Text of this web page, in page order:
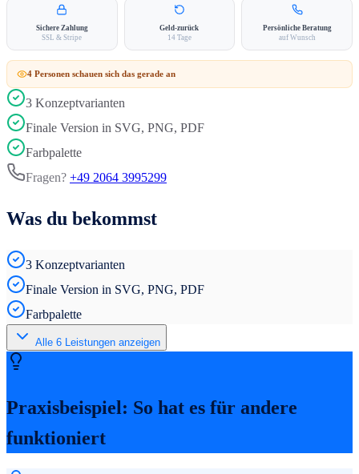
Sichere Zahlung
SSL & Stripe
Geld-zurück
14 Tage
Persönliche Beratung
auf Wunsch
4 Personen schauen sich das gerade an
3 Konzeptvarianten
Finale Version in SVG, PNG, PDF
Farbpalette
Fragen? +49 2064 3995299
Was du bekommst
3 Konzeptvarianten
Finale Version in SVG, PNG, PDF
Farbpalette
Alle 6 Leistungen anzeigen
Praxisbeispiel: So hat es für andere
funktioniert